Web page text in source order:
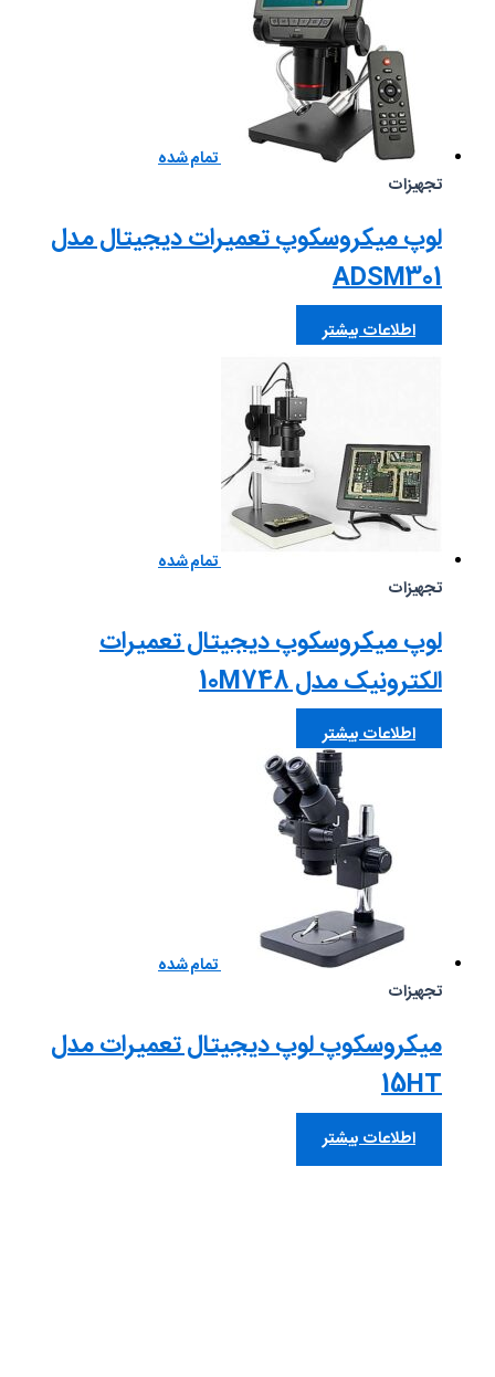
تمام شده
تجهیزات
لوپ میکروسکوپ تعمیرات دیجیتال مدل
ADSM301
اطلاعات بیشتر
تمام شده
تجهیزات
لوپ میکروسکوپ دیجیتال تعمیرات
الکترونیک مدل 10M748
اطلاعات بیشتر
تمام شده
تجهیزات
میکروسکوپ لوپ دیجیتال تعمیرات مدل
15HT
اطلاعات بیشتر